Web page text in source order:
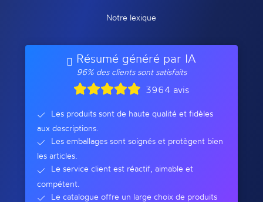
Notre lexique
Résumé généré par IA
96% des clients sont satisfaits
3964 avis
Les produits sont de haute qualité et fidèles
aux descriptions.
Les emballages sont soignés et protègent bien
les articles.
Le service client est réactif, aimable et
compétent.
Le catalogue offre un large choix de produits